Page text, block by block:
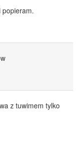
popieram.
z tuwimem tylko